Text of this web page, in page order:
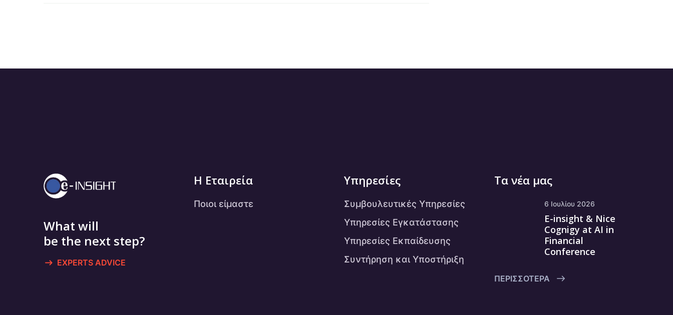
What will
be the next step?
EXPERTS ADVICE
Η Εταιρεία
Ποιοι είμαστε
Υπηρεσίες
Συμβουλευτικές Υπηρεσίες
Υπηρεσίες Εγκατάστασης
Υπηρεσίες Εκπαίδευσης
Συντήρηση και Υποστήριξη
Τα νέα μας
6 Ιουλίου 2026
E-insight & Nice
Cognigy at AI in
Financial
Conference
ΠΕΡΙΣΣΌΤΕΡΑ